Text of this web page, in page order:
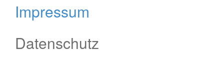
Impressum
Datenschutz